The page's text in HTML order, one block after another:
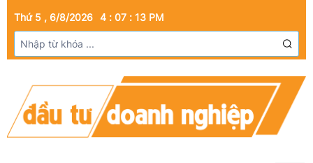
Thứ 5 , 6/8/2026 4 : 07 : 13 PM